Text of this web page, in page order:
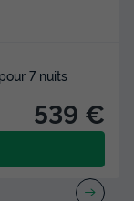
7 nuits
539 €